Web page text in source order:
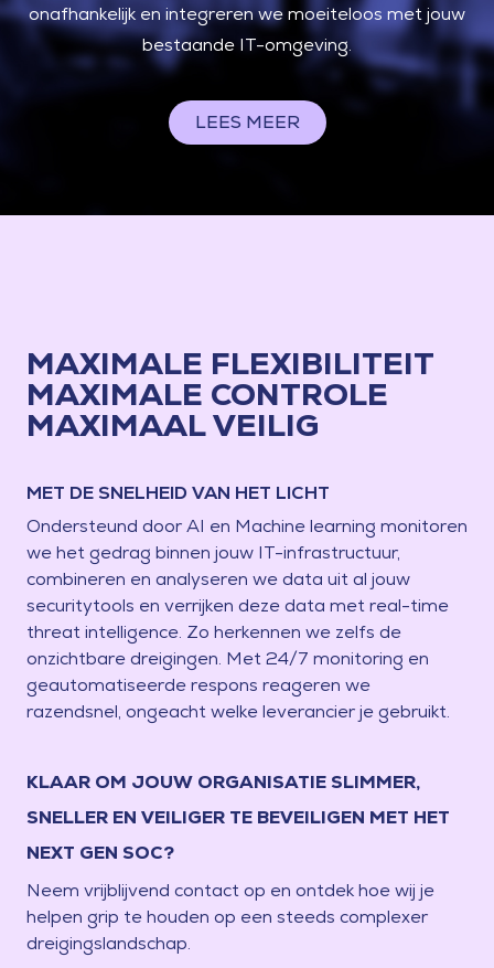
onafhankelijk en integreren we moeiteloos met jouw
bestaande IT-omgeving.
LEES MEER
MAXIMALE FLEXIBILITEIT
MAXIMALE CONTROLE
MAXIMAAL VEILIG
MET DE SNELHEID VAN HET LICHT
Ondersteund door AI en Machine learning monitoren
we het gedrag binnen jouw IT-infrastructuur,
combineren en analyseren we data uit al jouw
securitytools en verrijken deze data met real-time
threat intelligence. Zo herkennen we zelfs de
onzichtbare dreigingen. Met 24/7 monitoring en
geautomatiseerde respons reageren we
razendsnel, ongeacht welke leverancier je gebruikt.
KLAAR OM JOUW ORGANISATIE SLIMMER,
SNELLER EN VEILIGER TE BEVEILIGEN MET HET
NEXT GEN SOC?
Neem vrijblijvend contact op en ontdek hoe wij je
helpen grip te houden op een steeds complexer
dreigingslandschap.